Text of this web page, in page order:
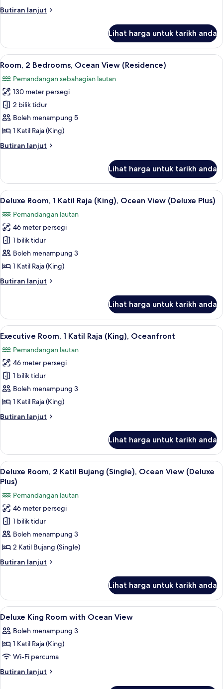
(King),
(Prestige)
Butiran lanjut
Butiran
1
Katil
Raja
Ocean
View
(Prestige)
Lihat harga untuk tarikh anda
Lihat
semua
foto
untuk
Room,
2
Bedrooms,
View
Room, 2 Bedrooms, Ocean View
9
Room, 2 Bedrooms, Ocean View (Residence)
Pemandangan sebahagian lautan
130 meter persegi
2 bilik tidur
Boleh menampung 5
1 Katil Raja (King)
Butiran lanjut
Butiran
2
Bedrooms,
Ocean
(Residence)
Lihat harga untuk tarikh anda
Lihat
semua
foto
untuk
Deluxe
Room,
1
Raja
View
(Deluxe
Peti besi dalam bilik, meja, ruang
6
Deluxe Room, 1 Katil Raja (King), Ocean View (Deluxe Plus)
Pemandangan lautan
46 meter persegi
1 bilik tidur
Boleh menampung 3
1 Katil Raja (King)
Butiran lanjut
Butiran
Room,
Katil
(King),
Ocean
View
(Deluxe
Plus)
Lihat harga untuk tarikh anda
Lihat
semua
foto
untuk
Executive
Room,
1
Raja
Executive Room, 1 Katil Raja (King),
8
Executive Room, 1 Katil Raja (King), Oceanfront
Pemandangan lautan
46 meter persegi
1 bilik tidur
Boleh menampung 3
1 Katil Raja (King)
Butiran lanjut
Butiran
Room,
Katil
Raja
(King),
Oceanfront
Lihat harga untuk tarikh anda
Lihat
semua
foto
untuk
Deluxe
Room,
2
Katil
Bujang
(Single),
View
(Deluxe
Plus)
Peti besi dalam bilik, meja, ruang
8
Deluxe Room, 2 Katil Bujang (Single), Ocean View (Deluxe
Plus)
Pemandangan lautan
46 meter persegi
1 bilik tidur
Boleh menampung 3
2 Katil Bujang (Single)
Butiran lanjut
Butiran
Room,
Katil
(Single),
Ocean
(Deluxe
Plus)
Lihat harga untuk tarikh anda
Lihat
semua
foto
untuk
Deluxe
King
Peti besi dalam bilik, meja, ruang
5
Deluxe King Room with Ocean View
Boleh menampung 3
1 Katil Raja (King)
Wi-Fi percuma
Butiran lanjut
Butiran